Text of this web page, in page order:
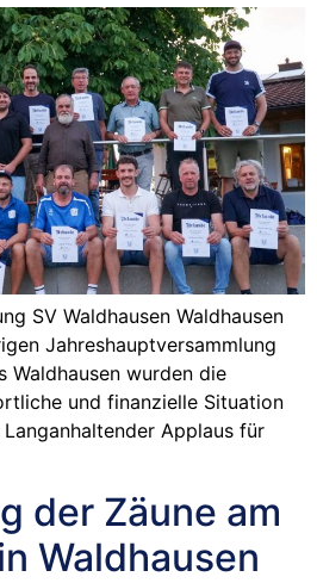
SV Waldhausen Waldhausen
Jahreshauptversammlung
Waldhausen wurden die
und finanzielle Situation
Applaus für
der Zäune am
Waldhausen